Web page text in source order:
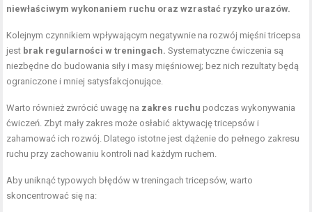
niewłaściwym wykonaniem ruchu oraz wzrastać ryzyko urazów.
Kolejnym czynnikiem wpływającym negatywnie na rozwój mięśni tricepsa
jest brak regularności w treningach. Systematyczne ćwiczenia są
niezbędne do budowania siły i masy mięśniowej; bez nich rezultaty będą
ograniczone i mniej satysfakcjonujące.
Warto również zwrócić uwagę na zakres ruchu podczas wykonywania
ćwiczeń. Zbyt mały zakres może osłabić aktywację tricepsów i
zahamować ich rozwój. Dlatego istotne jest dążenie do pełnego zakresu
ruchu przy zachowaniu kontroli nad każdym ruchem.
Aby uniknąć typowych błędów w treningach tricepsów, warto
skoncentrować się na: